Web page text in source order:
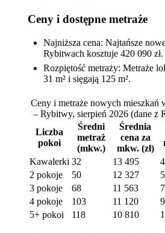
Ceny i dostępne metraże
Najniższa cena: Najtańsze
Rybitwach kosztuje 420 090 zł.
Rozpiętość metraży: Metraże
31 m² i sięgają 125 m².
Ceny i metraże nowych mieszkań
– Rybitwy, sierpień 2026 (dane z
Liczba
pokoi
Średni
metraż
(mkw.)
Średnia
cena za
mkw. (zł)
Kawalerki 32 13 495
2 pokoje
50 12 327
3 pokoje
68 11 563
4 pokoje
103 11 120
5+ pokoi
118 10 810